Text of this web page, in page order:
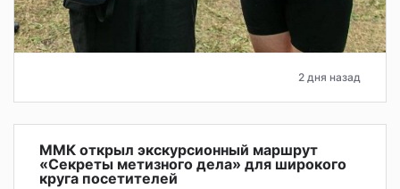
2 дня назад
ММК открыл экскурсионный маршрут
«Секреты метизного дела» для широкого
круга посетителей